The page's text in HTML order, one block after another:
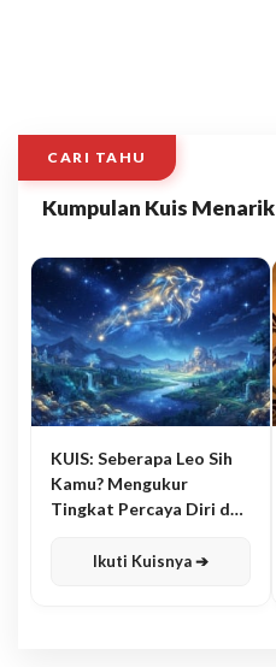
CARI TAHU
Kumpulan Kuis Menarik
KUIS: Seberapa Leo Sih
Kamu? Mengukur
Tingkat Percaya Diri dan
Ikuti Kuisnya ➔